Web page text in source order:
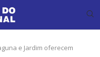
e Jardim oferecem